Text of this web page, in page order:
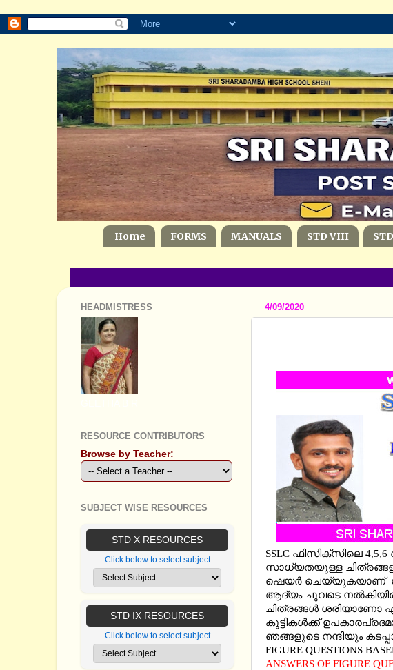
Home FORMS MANUALS STD VIII
4/09/2020
SSLC ഫിസിക്സിലെ
സാധ്യതയുള്ള
ഷെയര്‍ ചെയ്യുകയാണ് ശ്രീ
ആദ്യം ചുവടെ
ചിത്രങ്ങള്‍ ശരിയാണോ
കുട്ടികള്‍ക്ക്
ഞങ്ങളുടെ നന്ദിയും
FIGURE QUESTIONS
ANSWERS OF FIGURE
HEADMISTRESS
RESOURCE CONTRIBUTORS
Browse by Teacher:
SUBJECT WISE RESOURCES
STD X RESOURCES
Click below to select subject
STD IX RESOURCES
Click below to select subject